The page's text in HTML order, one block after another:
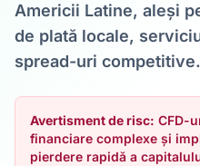
Americii Latine, aleși
de plată locale,
spread-uri competitive.
Avertisment de risc: CFD-
financiare complexe și
pierdere rapidă a